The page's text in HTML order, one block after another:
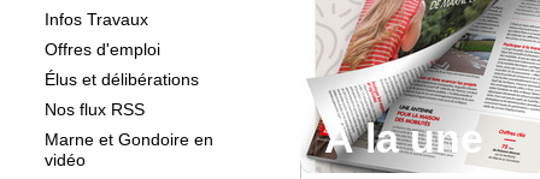
Infos Travaux
Offres d'emploi
Élus et délibérations
Nos flux RSS
Marne et Gondoire en
vidéo
À la une
À la une